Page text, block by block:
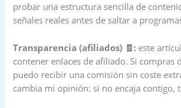
probar una estructura sencilla de
señales reales antes de saltar a
Transparencia (afiliados) 🧾: este
contener enlaces de afiliado. Si compras
puedo recibir una comisión sin coste
cambia mi opinión: si no encaja contigo,